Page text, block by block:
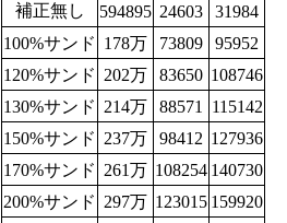
補正無し
594895 24603
31984
100%サンド 178万 73809
95952
120%サンド 202万 83650 108746
130%サンド 214万 88571
115142
150%サンド 237万 98412 127936
170%サンド 261万 108254 140730
200%サンド 297万 123015 159920